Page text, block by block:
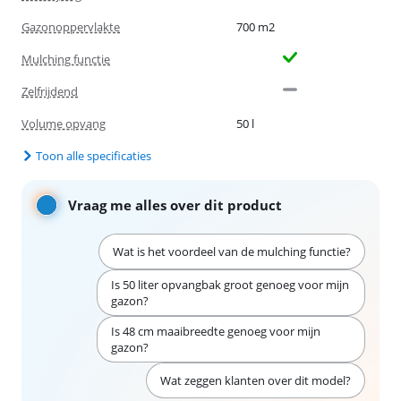
Gazonoppervlakte
700 m2
Mulching functie
Zelfrijdend
Volume opvang
50 l
Toon alle specificaties
Vraag me alles over dit product
Wat is het voordeel van de mulching functie?
Is 50 liter opvangbak groot genoeg voor mijn
gazon?
Is 48 cm maaibreedte genoeg voor mijn
gazon?
Wat zeggen klanten over dit model?